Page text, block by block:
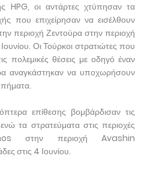
οι αντάρτες χτύπησαν τα
που επιχείρησαν να εισέλθουν
περιοχή Ζεντούρα στην περιοχή
Οι Τούρκοι στρατιώτες που
πολεμικές θέσεις με οδηγό έναν
αναγκάστηκαν να υποχωρήσουν
επίθεσης βομβάρδισαν τις
τα στρατεύματα στις περιοχές
στην περιοχή Avashin
στις 4 Ιουνίου.